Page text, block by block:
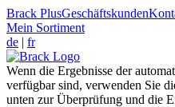
Brack PlusGeschäftskunden
Mein Sortiment
de | fr
Wenn die Ergebnisse der
verfügbar sind, verwenden Sie
unten zur Überprüfung und die